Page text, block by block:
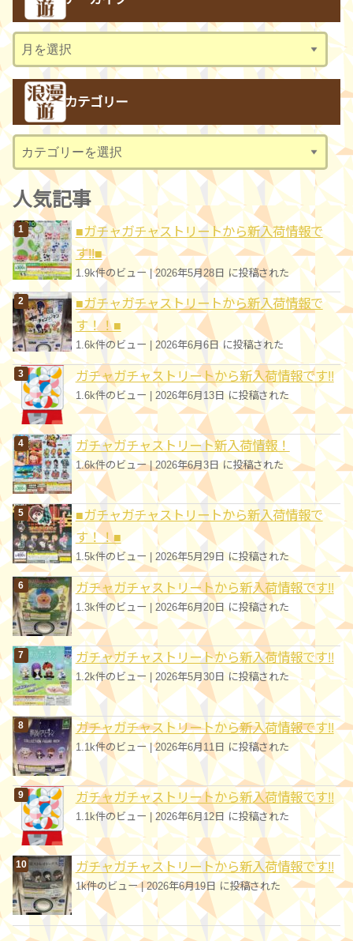
ー
カテゴリー
テ
ゴ
リ
ー
人気記事
■ガチャガチャストリートから新入荷情報で
す!!■
1.9k件のビュー|2026年5月28日 に投稿された
■ガチャガチャストリートから新入荷情報で
す！！■
1.6k件のビュー |2026年6月6日 に投稿された
ガチャガチャストリートから新入荷情報です!!
1.6k件のビュー | 2026年6月13日 に投稿された
ガチャガチャストリート新入荷情報！
1.6k件のビュー|2026年6月3日 に投稿された
■ガチャガチャストリートから新入荷情報で
す！！■
1.5k件のビュー 2026年5月29日 に投稿された
ガチャガチャストリートから新入荷情報です!!
1.3k件のビュー 2026年6月20日 に投稿された
ガチャガチャストリートから新入荷情報です!!
1.2k件のビュー |2026年5月30日 に投稿された
ガチャガチャストリートから新入荷情報です!!
1.1k件のビュー|2026年6月11日 に投稿された
ガチャガチャストリートから新入荷情報です!!
1.1k件のビュー |2026年6月12日 に投稿された
ガチャガチャストリートから新入荷情報です!!
1k件のビュー|2026年6月19日 に投稿された